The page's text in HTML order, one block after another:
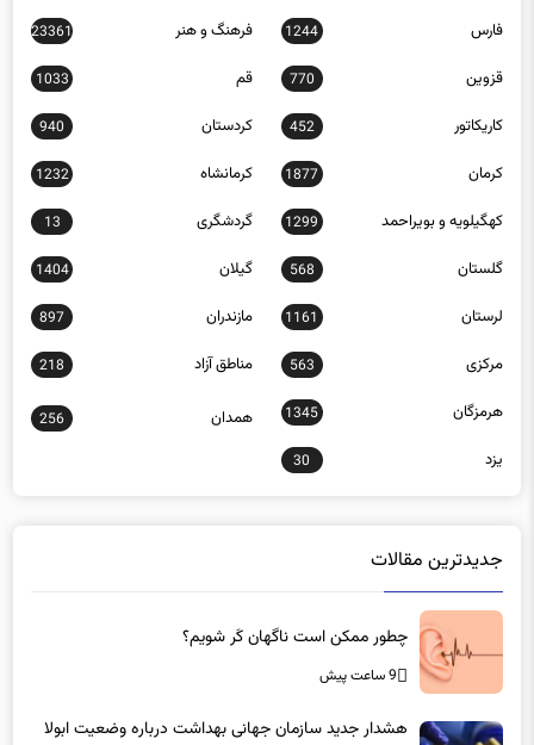
قزوین 770 قم 1033
کاریکاتور 452 کردستان 940
کرمان 1877 کرمانشاه 1232
کهگیلویه و بویراحمد 1299 گردشگری 13
گلستان 568 گیلان 1404
لرستان 1161 مازندران 897
مرکزی 563 مناطق آزاد 218
هرمزگان 1345
256
یزد 30
چطور ممکن است ناگهان کَر شویم؟
9 ساعت پیش
در این کشور